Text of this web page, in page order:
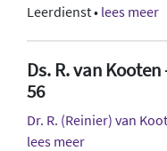
Leerdienst • lees meer
Ds. R. van
56
Dr. R. (Reinier) van
lees meer